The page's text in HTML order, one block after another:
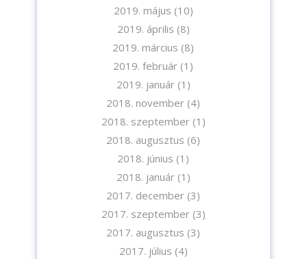
2019. május (10)
2019. április (8)
2019. március (8)
2019. február (1)
2019. január(1)
2018. november (4)
2018. szeptember(1)
2018. augusztus (6)
2018. június (1)
2018. január(1)
2017. december (3)
2017. szeptember(3)
2017. augusztus (3)
2017. július (4)